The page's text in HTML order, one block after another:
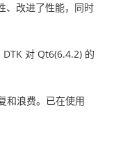
、改进了性能，同时
对 Qt6(6.4.2) 的
和浪费。已在使用